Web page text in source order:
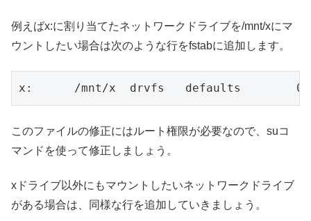
例えばx:に割り当てたネットワークドライブを/mnt/xにマ
ウントしたい場合は次のような行をfstabに追加します。
x:	/mnt/x	drvfs
このファイルの修正にはルート権限が必要なので、suコ
マンドを使って修正しましょう。
xドライブ以外にもマウントしたいネットワークドライブ
がある場合は、同様な行を追加していきましょう。